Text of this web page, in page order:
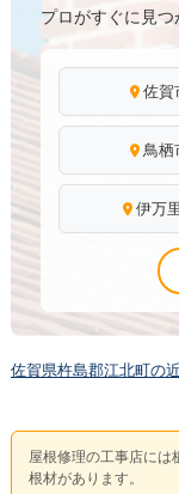
プロがすぐに見つ
佐賀
鳥栖
伊万
佐賀県杵島郡江北町の
屋根修理の工事店には
根材があります。